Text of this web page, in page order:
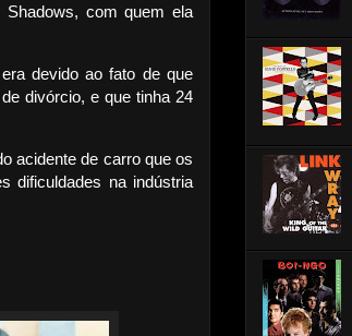
Shadows, com quem ela
devido ao fato de que
divórcio, e que tinha 24
acidente de carro que os
dificuldades na indústria